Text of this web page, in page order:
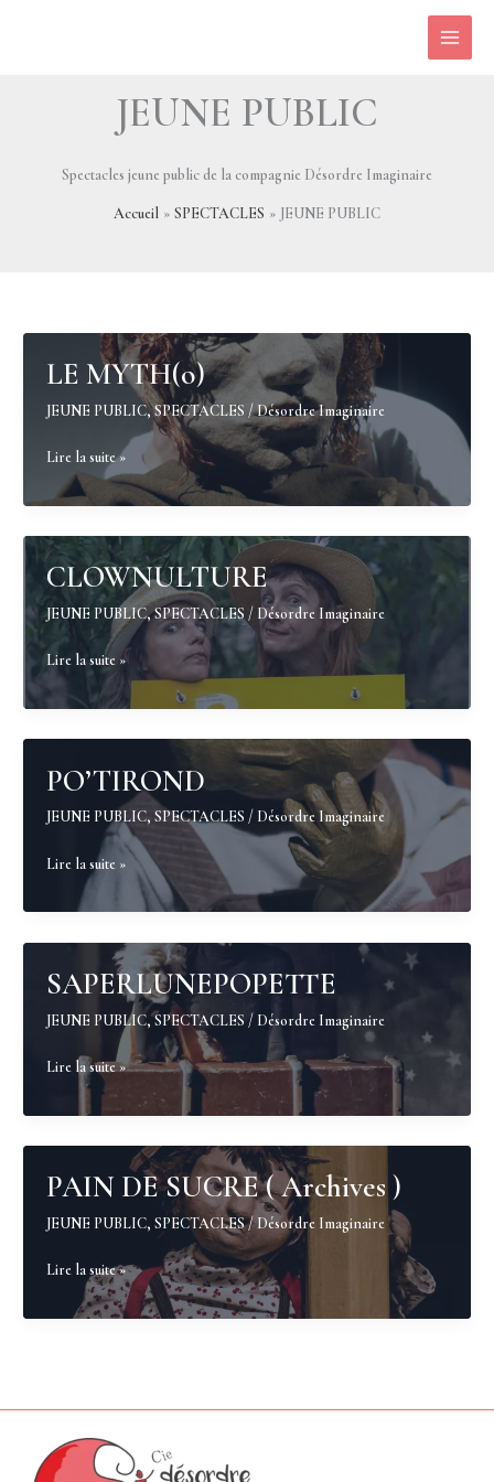
JEUNE PUBLIC
Spectacles jeune public de la compagnie Désordre Imaginaire
Accueil SPECTACLES JEUNE PUBLIC
LE MYTH(o)
JEUNE PUBLIC,SPECTACLES /Désordre Imaginaire
LE
MYTH(o)
Lire la suite »
CLOWNULTURE
JEUNE PUBLIC,SPECTACLES / Désordre Imaginaire
CLOWNULTURE
Lire la suite »
PO’TIROND
JEUNE PUBLIC, SPECTACLES / Désordre Imaginaire
PO’TIROND
Lire la suite »
SAPERLUNEPOPETTE
JEUNE PUBLIC,SPECTACLES / Désordre Imaginaire
SAPERLUNEPOPETTE
Lire la suite »
PAIN DE SUCRE ( Archives )
JEUNE PUBLIC, SPECTACLES/Désordre Imaginaire
PAIN
SUCRE
)
Lire la suite »